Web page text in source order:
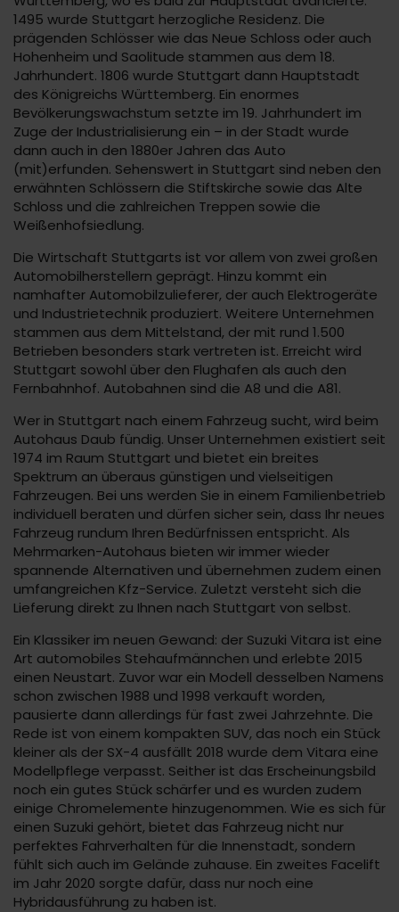
1495 wurde Stuttgart herzogliche Residenz. Die
prägenden Schlösser wie das Neue Schloss oder auch
Hohenheim und Saolitude stammen aus dem 18.
Jahrhundert. 1806 wurde Stuttgart dann Hauptstadt
des Königreichs Württemberg. Ein enormes
Bevölkerungswachstum setzte im 19. Jahrhundert im
Zuge der Industrialisierung ein – in der Stadt wurde
dann auch in den 1880er Jahren das Auto
(mit)erfunden. Sehenswert in Stuttgart sind neben den
erwähnten Schlössern die Stiftskirche sowie das Alte
Schloss und die zahlreichen Treppen sowie die
Weißenhofsiedlung.
Die Wirtschaft Stuttgarts ist vor allem von zwei großen
Automobilherstellern geprägt. Hinzu kommt ein
namhafter Automobilzulieferer, der auch Elektrogeräte
und Industrietechnik produziert. Weitere Unternehmen
stammen aus dem Mittelstand, der mit rund 1.500
Betrieben besonders stark vertreten ist. Erreicht wird
Stuttgart sowohl über den Flughafen als auch den
Fernbahnhof. Autobahnen sind die A8 und die A81.
Wer in Stuttgart nach einem Fahrzeug sucht, wird beim
Autohaus Daub fündig. Unser Unternehmen existiert seit
1974 im Raum Stuttgart und bietet ein breites
Spektrum an überaus günstigen und vielseitigen
Fahrzeugen. Bei uns werden Sie in einem Familienbetrieb
individuell beraten und dürfen sicher sein, dass Ihr neues
Fahrzeug rundum Ihren Bedürfnissen entspricht. Als
Mehrmarken-Autohaus bieten wir immer wieder
spannende Alternativen und übernehmen zudem einen
umfangreichen Kfz-Service. Zuletzt versteht sich die
Lieferung direkt zu Ihnen nach Stuttgart von selbst.
Ein Klassiker im neuen Gewand: der Suzuki Vitara ist eine
Art automobiles Stehaufmännchen und erlebte 2015
einen Neustart. Zuvor war ein Modell desselben Namens
schon zwischen 1988 und 1998 verkauft worden,
pausierte dann allerdings für fast zwei Jahrzehnte. Die
Rede ist von einem kompakten SUV, das noch ein Stück
kleiner als der SX-4 ausfällt 2018 wurde dem Vitara eine
Modellpflege verpasst. Seither ist das Erscheinungsbild
noch ein gutes Stück schärfer und es wurden zudem
einige Chromelemente hinzugenommen. Wie es sich für
einen Suzuki gehört, bietet das Fahrzeug nicht nur
perfektes Fahrverhalten für die Innenstadt, sondern
fühlt sich auch im Gelände zuhause. Ein zweites Facelift
im Jahr 2020 sorgte dafür, dass nur noch eine
Hybridausführung zu haben ist.